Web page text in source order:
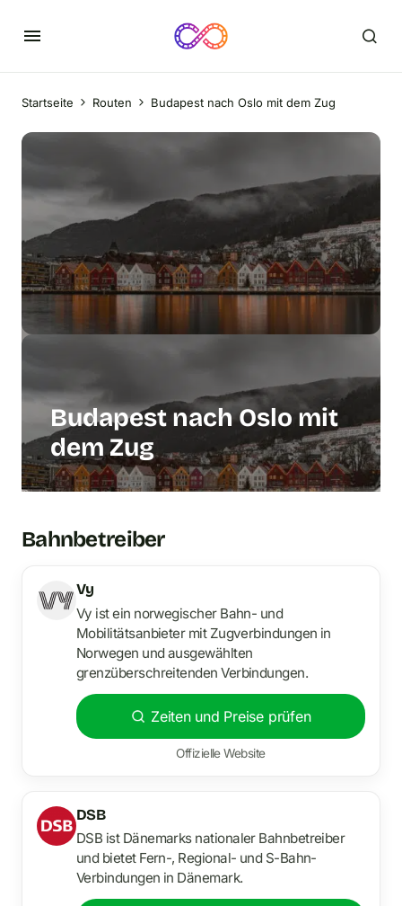
Startseite Routen Budapest nach Oslo mit dem Zug
Budapest nach Oslo mit
dem Zug
Bahnbetreiber
Vy
Vy ist ein norwegischer Bahn- und
Mobilitätsanbieter mit Zugverbindungen in
Norwegen und ausgewählten
grenzüberschreitenden Verbindungen.
Zeiten und Preise prüfen
Offizielle Website
DSB
DSB ist Dänemarks nationaler Bahnbetreiber
und bietet Fern-, Regional- und S-Bahn-
Verbindungen in Dänemark.